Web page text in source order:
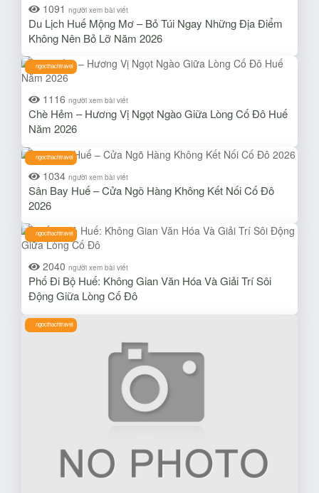
1091 người xem bài viết
Du Lịch Huế Mộng Mơ – Bỏ Túi Ngay Những Địa Điểm
Không Nên Bỏ Lỡ Năm 2026
ngocthachtravel
1116 người xem bài viết
Chè Hẻm – Hương Vị Ngọt Ngào Giữa Lòng Cố Đô Huế
Năm 2026
ngocthachtravel
1034 người xem bài viết
Sân Bay Huế – Cửa Ngõ Hàng Không Kết Nối Cố Đô
2026
ngocthachtravel
2040 người xem bài viết
Phố Đi Bộ Huế: Không Gian Văn Hóa Và Giải Trí Sôi
Động Giữa Lòng Cố Đô
ngocthachtravel